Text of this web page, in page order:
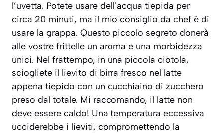
l’uvetta. Potete usare dell’acqua tiepida per
circa 20 minuti, ma il mio consiglio da chef è di
usare la grappa. Questo piccolo segreto donerà
alle vostre frittelle un aroma e una morbidezza
unici. Nel frattempo, in una piccola ciotola,
sciogliete il lievito di birra fresco nel latte
appena tiepido con un cucchiaino di zucchero
preso dal totale. Mi raccomando, il latte non
deve essere caldo! Una temperatura eccessiva
ucciderebbe i lieviti, compromettendo la